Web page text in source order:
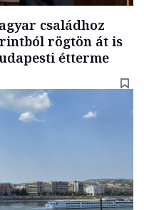
családhoz
rögtön át is
étterme